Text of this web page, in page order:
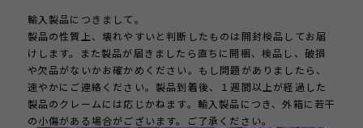
輸入製品につきまして。
製品の性質上、壊れやすいと判断したものは開封検品してお届
けします。また製品が届きましたら直ちに開梱、検品し、破損
や欠品がないかお確かめください。もし問題がありましたら、
速やかにご連絡ください。製品到着後、１週間以上が経過した
製品のクレームには応じかねます。輸入製品につき、外箱に若干
の小傷がある場合がございます。ご了承ください。